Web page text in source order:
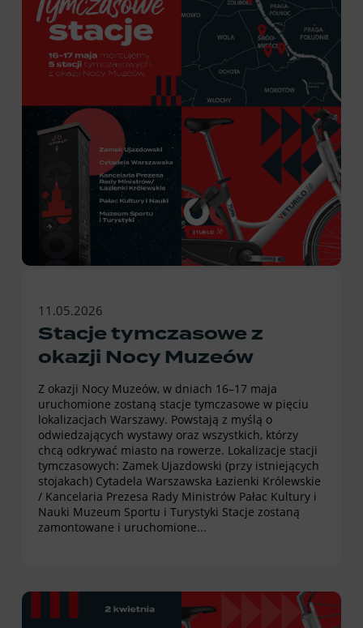
11.05.2026
Stacje tymczasowe z
okazji Nocy Muzeów
Z okazji Nocy Muzeów, w dniach 16–17 maja
uruchomione zostaną stacje tymczasowe w pięciu
lokalizacjach Warszawy. Powstają z myślą o
odwiedzających wystawy oraz wszystkich, którzy
chcą odkrywać miasto na rowerze. Lokalizacje stacji
tymczasowych: Zamek Ujazdowski (przy istniejących
stojakach) Cytadela Warszawska Łazienki Królewskie
/ Kancelaria Prezesa Rady Ministrów Pałac Kultury i
Nauki Muzeum Sportu i Turystyki Stacje zostaną
zamontowane i uruchomione...